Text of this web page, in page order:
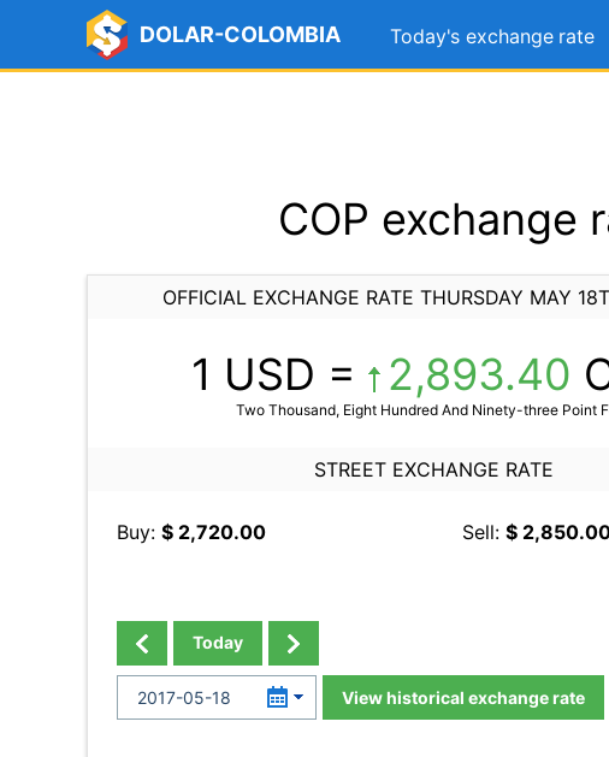
DOLAR-COLOMBIA Today's exchange rate
COP exchange
OFFICIAL EXCHANGE RATE THURSDAY MAY
1 USD = 2,893.40
Two Thousand, Eight Hundred And Ninety-three Point
STREET EXCHANGE RATE
Buy: $ 2,720.00 Sell: $
Today
View historical exchange rate